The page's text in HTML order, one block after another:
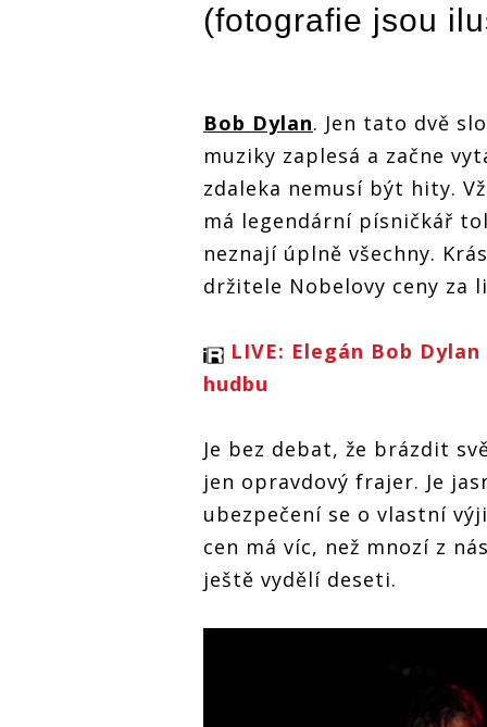
(fotografie jsou
Bob Dylan. Jen tato dvě
muziky zaplesá a začne
zdaleka nemusí být hity.
má legendární písničkář
neznají úplně všechny.
držitele Nobelovy ceny za
LIVE: Elegán Bob
hudbu
Je bez debat, že brázdit
jen opravdový frajer. Je
ubezpečení se o vlastní
cen má víc, než mnozí z
ještě vydělí deseti.